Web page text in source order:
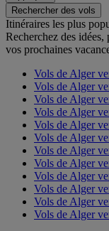
Rechercher des vols
Itinéraires les plus
Recherchez des
vos prochaines
Vols de Alger
Vols de Alger
Vols de Alger
Vols de Alger
Vols de Alger
Vols de Alger
Vols de Alger
Vols de Alger
Vols de Alger
Vols de Alger
Vols de Alger
Vols de Alger